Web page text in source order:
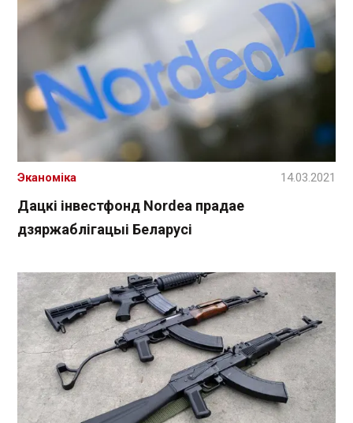
Дацкі інвестфонд Nordea прадае
дзяржаблігацыі Беларусі
Эканоміка 14.03.2021